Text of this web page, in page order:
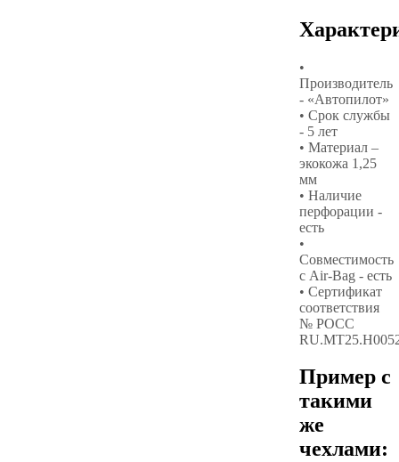
•
Производитель
- «Автопилот»
• Срок службы
- 5 лет
• Материал –
экокожа 1,25
мм
• Наличие
перфорации -
есть
•
Совместимость
с Air-Bag - есть
• Сертификат
соответствия
№ РОСС
Пример с
такими
же
чехлами: